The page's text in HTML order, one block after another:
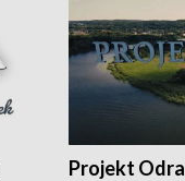
Projekt Odra